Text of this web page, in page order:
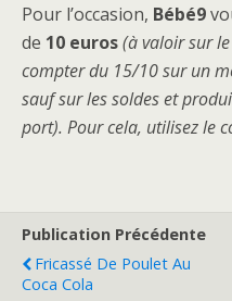
Pour l’occasion, Bébé9
de 10 euros(à valoir sur
compter du 15/10sur un
sauf sur les soldes et
port). Pour cela, utilisez le
Publication Précédente
Fricassé De Poulet Au
Coca Cola